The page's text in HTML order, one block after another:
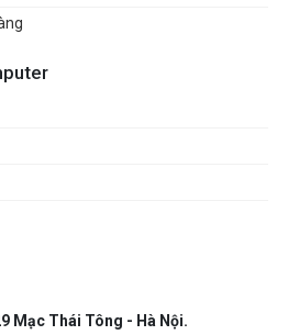
Mạc Thái Tông - Hà Nội.